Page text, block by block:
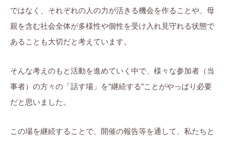
ぷ
ら
す
ではなく、それぞれの人の力が活きる機会を作ることや、母
親を含む社会全体が多様性や個性を受け入れ見守れる状態で
あることも大切だと考えています。
そんな考えのもと活動を進めていく中で、様々な参加者（当
事者）の方々の「話す場」を”継続する”ことがやっぱり必要
だと思いました。
この場を継続することで、開催の報告等を通して、私たちと